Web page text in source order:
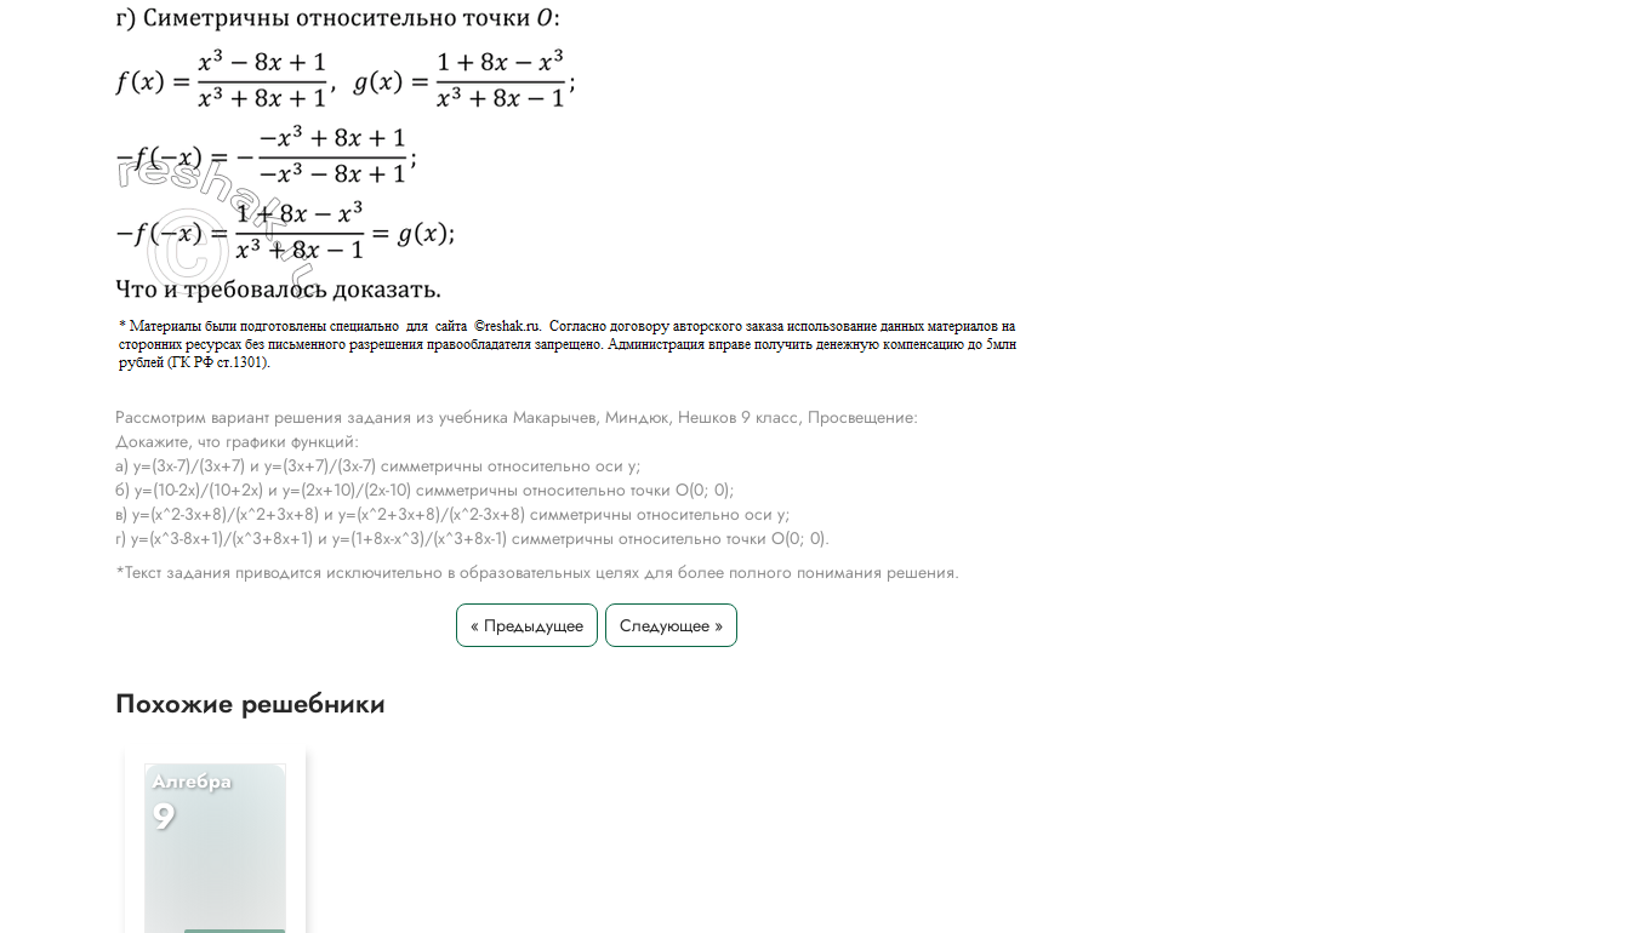
Рассмотрим вариант решения задания из учебника Макарычев, Миндюк, Нешков 9 класс, Просвещение:
Докажите, что графики функций:
а) y=(3x-7)/(3x+7) и y=(3x+7)/(3x-7) симметричны относительно оси у;
б) y=(10-2x)/(10+2x) и y=(2x+10)/(2x-10) симметричны относительно точки О(0; 0);
в) y=(x^2-3x+8)/(x^2+3x+8) и y=(x^2+3x+8)/(x^2-3x+8) симметричны относительно оси у;
г) y=(x^3-8x+1)/(x^3+8x+1) и y=(1+8x-x^3)/(x^3+8x-1) симметричны относительно точки O(0; 0).
*Текст задания приводится исключительно в образовательных целях для более полного понимания решения.
« Предыдущее Следующее »
Похожие решебники
Алгебра
9